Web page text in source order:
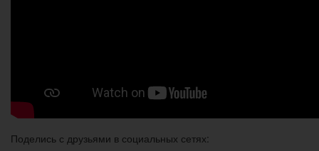
Поделись с друзьями в социальных сетях: